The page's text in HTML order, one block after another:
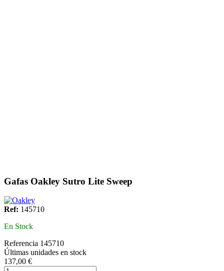
Gafas Oakley Sutro Lite Sweep
Ref: 145710
En Stock
Referencia 145710
Últimas unidades en stock
137,00 €